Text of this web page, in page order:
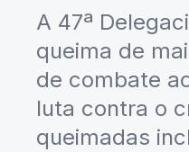
A 47ª
queima de
de combate
luta contra o
queimadas